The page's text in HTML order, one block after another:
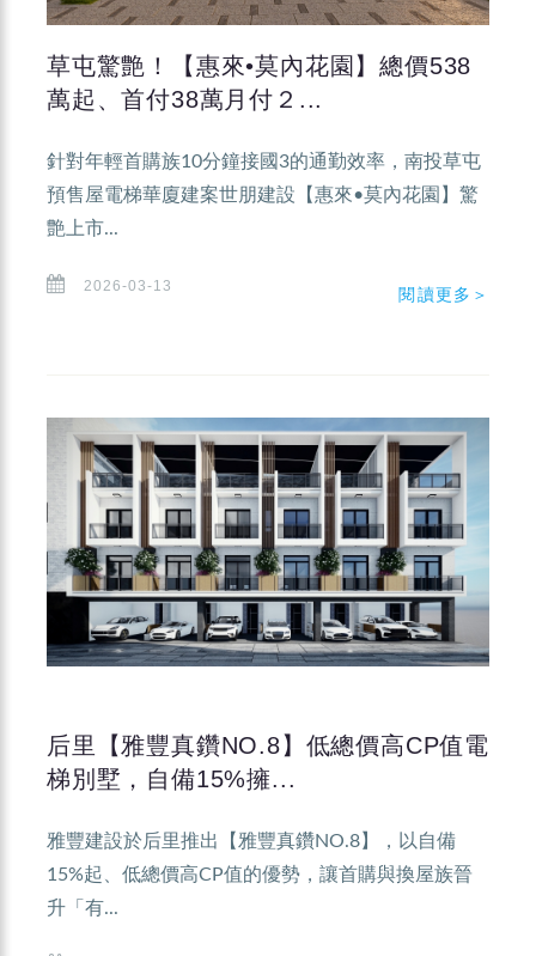
草屯驚艶！【惠來•莫內花園】總價538
萬起、首付38萬月付２...
針對年輕首購族10分鐘接國3的通勤效率，南投草屯
預售屋電梯華廈建案世朋建設【惠來•莫內花園】驚
艶上市...
2026-03-13 閱讀更多＞
后里【雅豐真鑽NO.8】低總價高CP值電
梯別墅，自備15%擁...
雅豐建設於后里推出【雅豐真鑽NO.8】，以自備
15%起、低總價高CP值的優勢，讓首購與換屋族晉
升「有...